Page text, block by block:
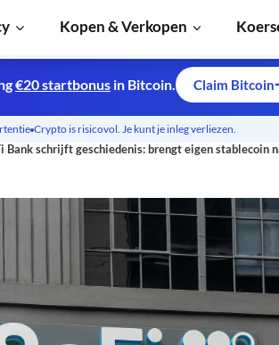
Kopen & Verkopen
Bank schrijft geschiedenis: brengt eigen stablecoin
€20 startbonus in Bitcoin. Claim Bitcoin
Crypto is risicovol. Je kunt je inleg verliezen.